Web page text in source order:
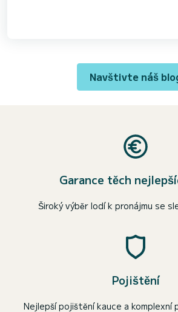
Navštivte náš
Garance těch
Široký výběr lodí k pronájmu se
Pojištění
Nejlepší pojištění kauce a komplexní